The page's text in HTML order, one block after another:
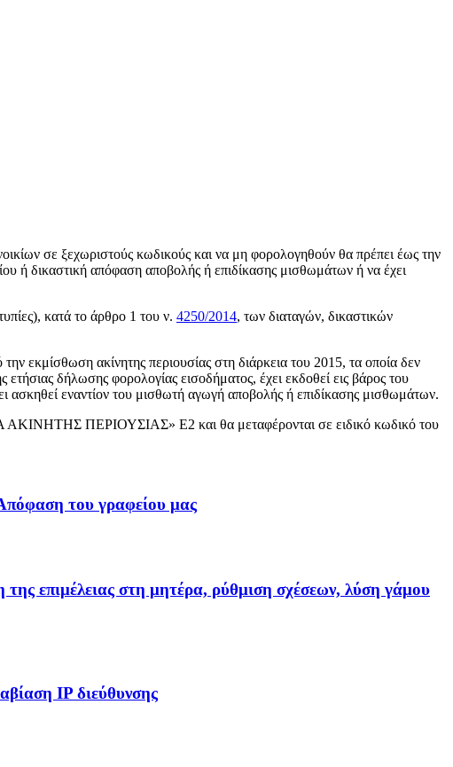
σε ξεχωριστούς κωδικούς και να μη φορολογηθούν θα πρέπει έως την
ή δικαστική απόφαση αποβολής ή επιδίκασης μισθωμάτων ή να έχει
κατά το άρθρο 1 του ν. 4250/2014, των διαταγών, δικαστικών
εκμίσθωση ακίνητης περιουσίας στη διάρκεια του 2015, τα οποία δεν
δήλωσης φορολογίας εισοδήματος, έχει εκδοθεί εις βάρος του
εναντίον του μισθωτή αγωγή αποβολής ή επιδίκασης μισθωμάτων.
ΠΕΡΙΟΥΣΙΑΣ» Ε2 και θα μεταφέρονται σε ειδικό κωδικό του
του γραφείου μας
επιμέλειας στη μητέρα, ρύθμιση σχέσεων, λύση γάμου
IP διεύθυνσης